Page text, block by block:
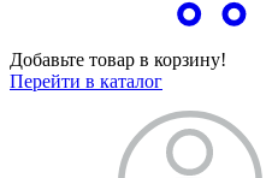
Добавьте товар в корзину!
Перейти в каталог